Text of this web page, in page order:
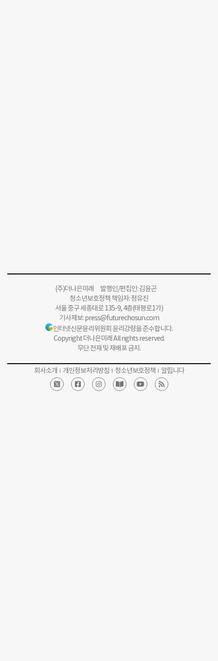
(주)더나은미래 발행인/편집인: 김윤곤
청소년보호정책 책임자: 정유진
서울 중구 세종대로 135-9, 4층(태평로1가)
기사제보:press@futurechosun.com
인터넷신문윤리위원회 윤리강령을 준수합니다.
Copyright 더나은미래 All rights reserved.
무단 전재 및 재배포 금지.
회사소개 개인정보처리방침 청소년보호정책 알립니다